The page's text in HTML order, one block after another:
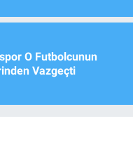
O Futbolcunun
Vazgeçti